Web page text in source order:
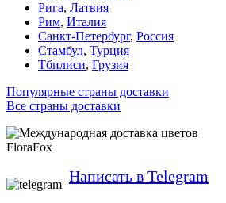
Рига, Латвия
Рим, Италия
Санкт-Петербург, Россия
Стамбул, Турция
Тбилиси, Грузия
Популярные страны доставки
Все страны доставки
FloraFox
Написать в Telegram